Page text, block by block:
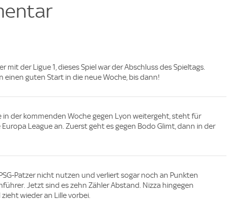
mit der Ligue 1, dieses Spiel war der Abschluss des Spieltags.
einen guten Start in die neue Woche, bis dann!
in der kommenden Woche gegen Lyon weitergeht, steht für
League an. Zuerst geht es gegen Bodo Glimt, dann in der
Patzer nicht nutzen und verliert sogar noch an Punkten
Jetzt sind es zehn Zähler Abstand. Nizza hingegen
wieder an Lille vorbei.